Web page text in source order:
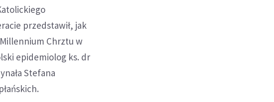
przedstawił, jak
Chrztu w
epidemiolog ks. dr
Stefana